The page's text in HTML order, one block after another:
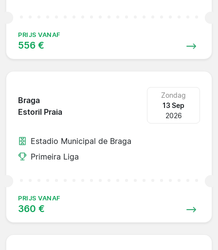
PRIJS VANAF
556 €
Braga
Estoril Praia
Zondag
13 Sep
2026
Estadio Municipal de Braga
Primeira Liga
PRIJS VANAF
360 €